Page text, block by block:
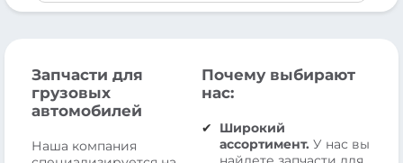
Запчасти для
грузовых
автомобилей
Наша компания
Почему выбирают
нас:
Широкий
ассортимент. У нас вы